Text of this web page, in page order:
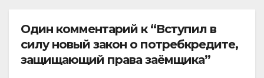
Один комментарий к “Вступил в
силу новый закон о потребкредите,
защищающий права заёмщика”